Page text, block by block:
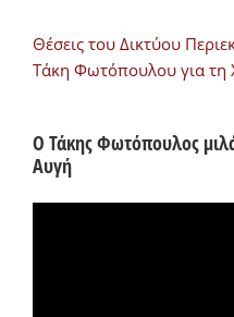
Θέσεις του Δικτύου
Τάκη Φωτόπουλου για τη
Ο Τάκης Φωτόπουλος
Αυγή